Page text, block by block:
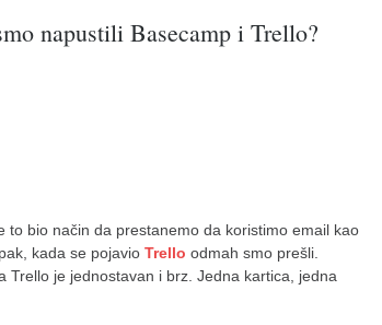
napustili Basecamp i Trello?
to bio način da prestanemo da koristimo email kao
kada se pojavio Trello odmah smo prešli.
Trello je jednostavan i brz. Jedna kartica, jedna